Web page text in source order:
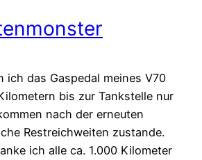
ich das Gaspedal meines V70
bis zur Tankstelle nur
nach der erneuten
Restreichweiten zustande.
ich alle ca. 1.000 Kilometer